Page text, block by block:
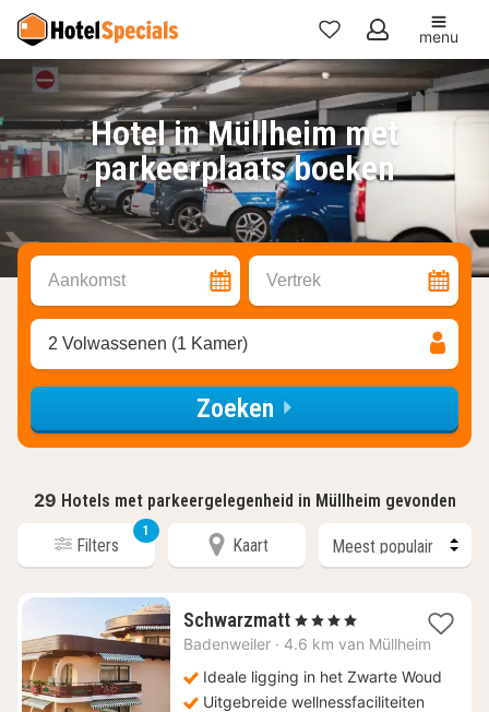
Mijn
favorieten
menu
Hotel in Müllheim met
parkeerplaats boeken
Aankomst Vertrek
2 Volwassenen (1 Kamer)
Zoeken
29 Hotels met parkeergelegenheid in Müllheim gevonden
Filters
1
Kaart
Schwarzmatt1
nacht
€
336
, 4 Sterren
Badenweiler · 4.6 km van Müllheim
Ideale ligging in het Zwarte Woud
Uitgebreide wellnessfaciliteiten